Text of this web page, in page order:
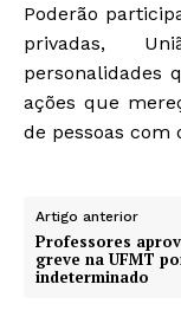
Poderão
privadas,
personalidades
ações que
de pessoas com
Artigo anterior
Professores
greve na UFMT
indeterminado